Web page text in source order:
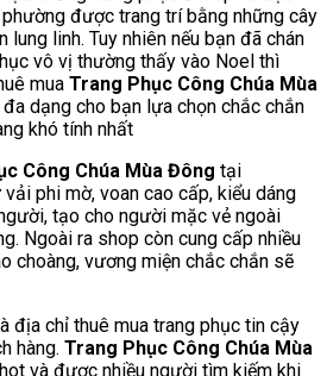
được trang trí bằng những cây
lung linh. Tuy nhiên nếu bạn đã chán
vô vị thường thấy vào Noel thì
mua Trang Phục Công Chúa Mùa
dạng cho bạn lựa chọn chắc chắn
khó tính nhất
Công Chúa Mùa Đông tại
phi mờ, voan cao cấp, kiểu dáng
tạo cho người mặc vẻ ngoài
Ngoài ra shop còn cung cấp nhiều
choàng, vương miện chắc chắn sẽ
địa chỉ thuê mua trang phục tin cậy
hàng. Trang Phục Công Chúa Mùa
và được nhiều người tìm kiếm khi